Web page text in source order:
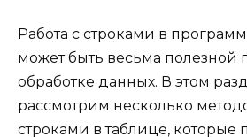
Работа с строками в
может быть весьма полезной
обработке данных. В этом
рассмотрим несколько
строками в таблице, которые